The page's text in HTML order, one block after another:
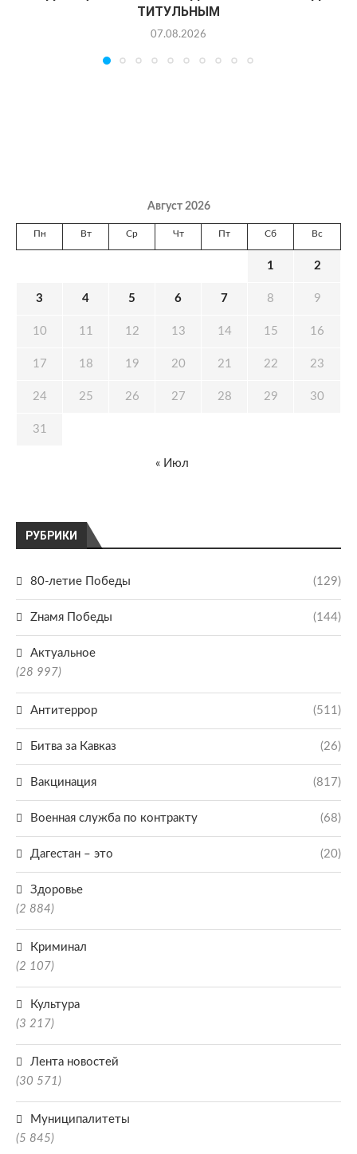
ТИТУЛЬНЫМ
07.08.2026
РУБРИКИ
80-летие Победы (129)
Zнамя Победы (144)
Актуальное
(28 997)
Антитеррор (511)
Битва за Кавказ (26)
Вакцинация (817)
Военная служба по контракту (68)
Дагестан – это (20)
Здоровье
(2 884)
Криминал
(2 107)
Культура
(3 217)
Лента новостей
(30 571)
Муниципалитеты
(5 845)
Август 2026
Пн Вт Ср Чт Пт Сб Вс
1 2
3 4 5 6 7 8 9
10 11 12 13 14 15 16
17 18 19 20 21 22 23
24 25 26 27 28 29 30
31
« Июл